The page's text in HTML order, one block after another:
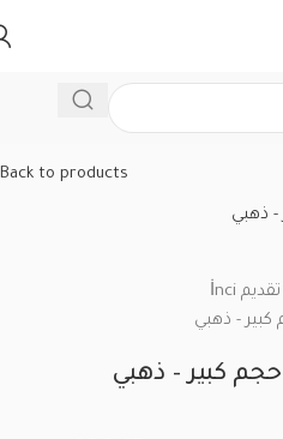
الرئيسية/ادوات منزلية تركية
Back to products